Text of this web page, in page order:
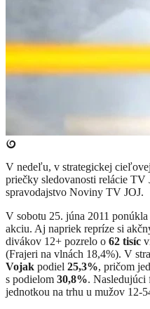
V nedeľu, v strategickej
priečky sledovanosti relácie TV
spravodajstvo Noviny TV JOJ.
V sobotu 25. júna 2011
akciu. Aj napriek repríze si
divákov 12+ pozrelo o 62 tisíc
(Frajeri na vlnách 18,4%). V
Vojak podiel 25,3%, pričom
s podielom 30,8%. Nasledujúci
jednotkou na trhu u mužov 12-